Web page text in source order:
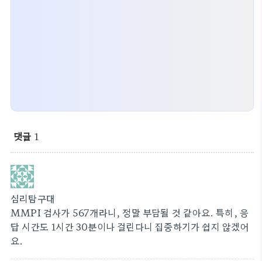
댓글 1
심리탐구대
MMPI 검사가 567개라니, 정말 부담될 것 같아요. 특히, 응
답 시간도 1시간 30분이나 걸린다니 집중하기가 쉽지 않겠어
요.